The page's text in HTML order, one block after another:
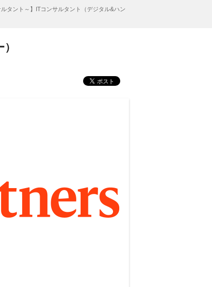
ルタント～】ITコンサルタント（デジタル&ハン